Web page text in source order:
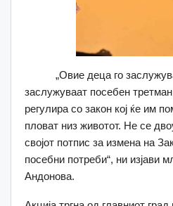
„Овие деца го
заслужуваат посебен
регулира со закон кој ќе им
пловат низ животот. Не се
својот потпис за измена на
посебни потреби“, ни изјави
Андонова.